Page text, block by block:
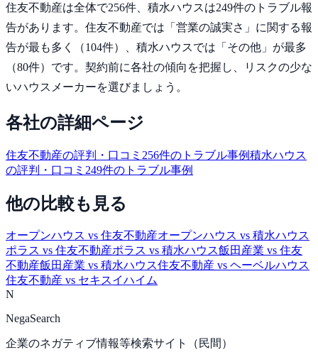
住友不動産は全体で256件、 積水ハウスは249件のトラブル報
告があります。 住友不動産では「営業の誠実さ」に関する報
告が最も多く（104件）、積水ハウスでは「その他」が最多
（80件）です。 契約前に各社の傾向を把握し、リスクの少な
いハウスメーカーを選びましょう。
各社の詳細ページ
住友不動産の評判・口コミ 256件のトラブル事例積水ハウス
の評判・口コミ 249件のトラブル事例
他の比較も見る
オープンハウス vs 住友不動産オープンハウス vs 積水ハウス
ポラス vs 住友不動産ポラス vs 積水ハウス飯田産業 vs 住友
不動産飯田産業 vs 積水ハウス住友不動産 vs ヘーベルハウス
住友不動産 vs セキスイハイム
N
NegaSearch
企業のネガティブ情報等検索サイト（民間）